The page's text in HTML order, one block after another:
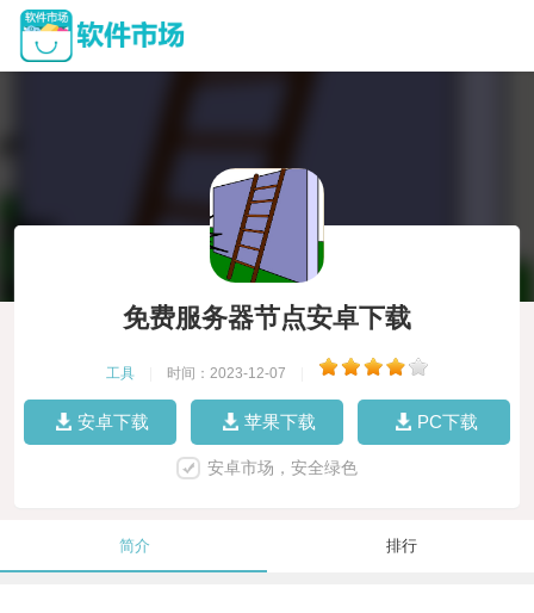
免费服务器节点安卓下载
工具 时间：2023-12-07
安卓下载 苹果下载 PC下载
安卓市场，安全绿色
简介 排行